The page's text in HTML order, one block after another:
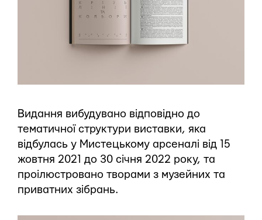
Видання вибудувано відповідно до
тематичної структури виставки, яка
відбулась у Мистецькому арсеналі від 15
жовтня 2021 до 30 січня 2022 року, та
проілюстровано творами з музейних та
приватних зібрань.